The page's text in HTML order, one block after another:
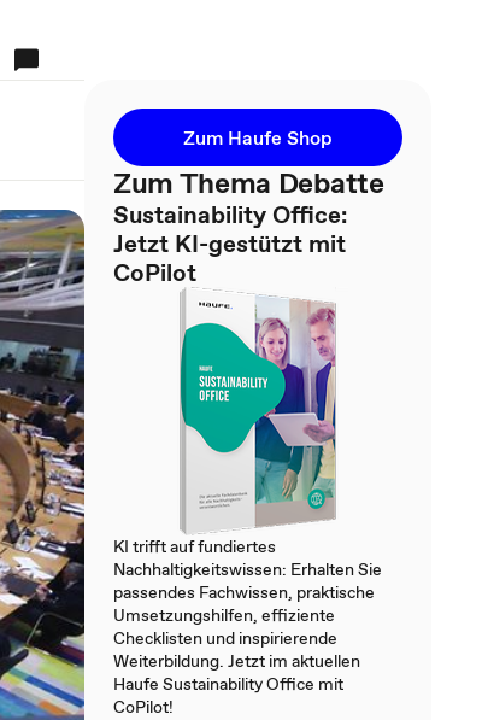
Zum Haufe Shop
Zum Thema Debatte
Sustainability Office:
Jetzt KI-gestützt mit
CoPilot
KI trifft auf fundiertes
Nachhaltigkeitswissen: Erhalten Sie
passendes Fachwissen, praktische
Umsetzungshilfen, effiziente
Checklisten und inspirierende
Weiterbildung. Jetzt im aktuellen
Haufe Sustainability Office mit
CoPilot!